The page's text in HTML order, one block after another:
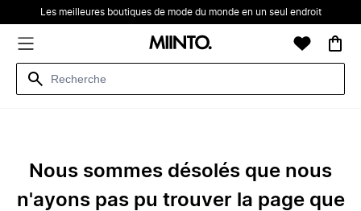
Les meilleures boutiques de mode du monde en un seul endroit
Nous sommes désolés que nous
n'ayons pas pu trouver la page que